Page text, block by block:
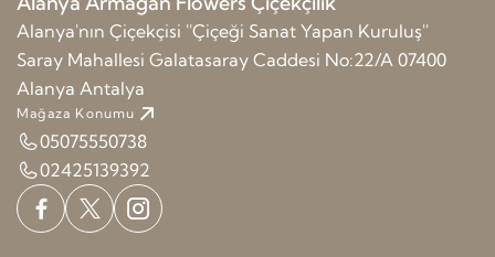
Alanya'nın Çiçekçisi ''Çiçeği Sanat Yapan Kuruluş''
Saray Mahallesi Galatasaray Caddesi No:22/A 07400
Alanya Antalya
Mağaza Konumu
05075550738
02425139392